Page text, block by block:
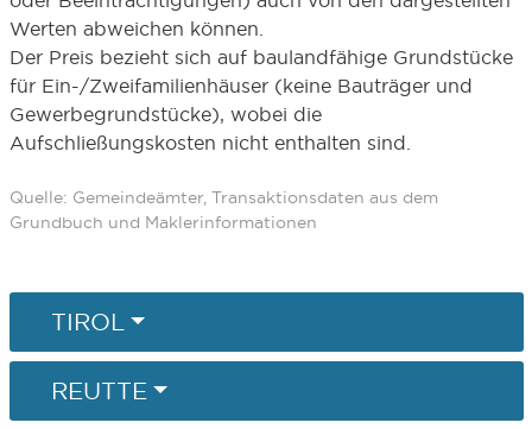
Werten abweichen können.
Der Preis bezieht sich auf baulandfähige Grundstücke
für Ein-/Zweifamilienhäuser (keine Bauträger und
Gewerbegrundstücke), wobei die
Aufschließungskosten nicht enthalten sind.
Quelle: Gemeindeämter, Transaktionsdaten aus dem
Grundbuch und Maklerinformationen
TIROL
REUTTE